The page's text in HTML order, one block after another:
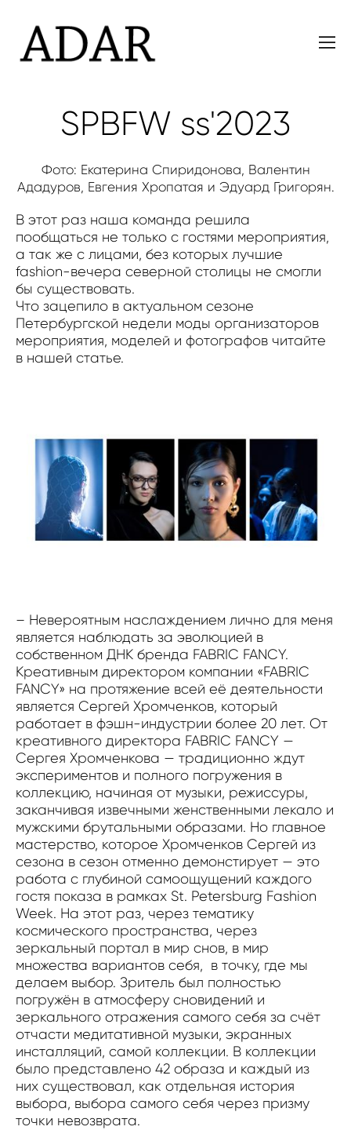
SPBFW ss'2023
Фото: Екатерина Спиридонова, Валентин
Ададуров, Евгения Хропатая и Эдуард Григорян.
В этот раз наша команда решила
пообщаться не только с гостями мероприятия,
а так же с лицами, без которых лучшие
fashion-вечера северной столицы не смогли
бы существовать.
Что зацепило в актуальном сезоне
Петербургской недели моды организаторов
мероприятия, моделей и фотографов читайте
в нашей статье.
– Невероятным наслаждением лично для меня
является наблюдать за эволюцией в
собственном ДНК бренда FABRIC FANCY.
Креативным директором компании «FABRIC
FANCY» на протяжение всей её деятельности
является Сергей Хромченков, который
работает в фэшн-индустрии более 20 лет. От
креативного директора FABRIC FANCY —
Сергея Хромченкова — традиционно ждут
экспериментов и полного погружения в
коллекцию, начиная от музыки, режиссуры,
заканчивая извечными женственными лекало и
мужскими брутальными образами. Но главное
мастерство, которое Хромченков Сергей из
сезона в сезон отменно демонстирует — это
работа с глубиной самоощущений каждого
гостя показа в рамках St. Petersburg Fashion
Week. На этот раз, через тематику
космического пространства, через
зеркальный портал в мир снов, в мир
множества вариантов себя, в точку, где мы
делаем выбор. Зритель был полностью
погружён в атмосферу сновидений и
зеркального отражения самого себя за счёт
отчасти медитативной музыки, экранных
инсталляций, самой коллекции. В коллекции
было представлено 42 образа и каждый из
них существовал, как отдельная история
выбора, выбора самого себя через призму
точки невозврата.